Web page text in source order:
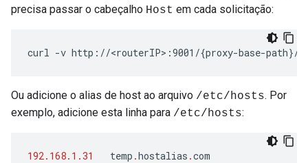
precisa passar o cabeçalho Host em cada solicitação:
curl -v http://<routerIP>:9001/{proxy-base-path}/
Ou adicione o alias de host ao arquivo /etc/hosts. Por
exemplo, adicione esta linha para /etc/hosts:
192.168.1.31 temp .hostalias .com